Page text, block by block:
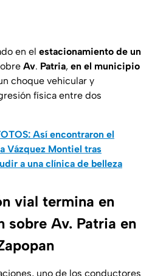
en el estacionamiento de un
Av. Patria, en el municipio
choque vehicular y
física entre dos
Así encontraron el
Vázquez Montiel tras
a una clínica de belleza
vial termina en
sobre Av. Patria en
uno de los conductores